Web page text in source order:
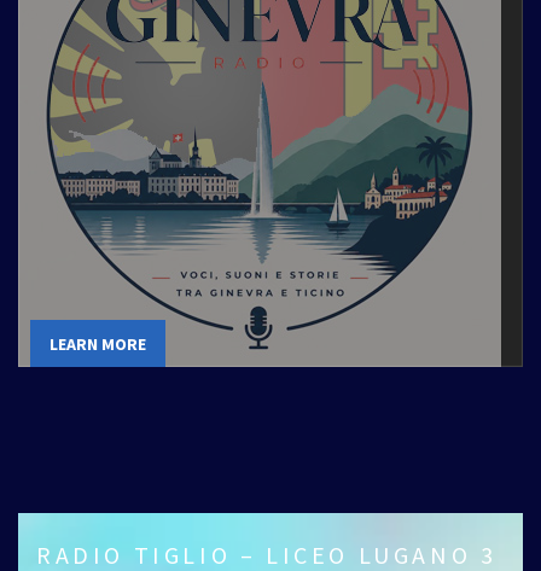
LEARN MORE
RADIO TIGLIO – LICEO LUGANO 3